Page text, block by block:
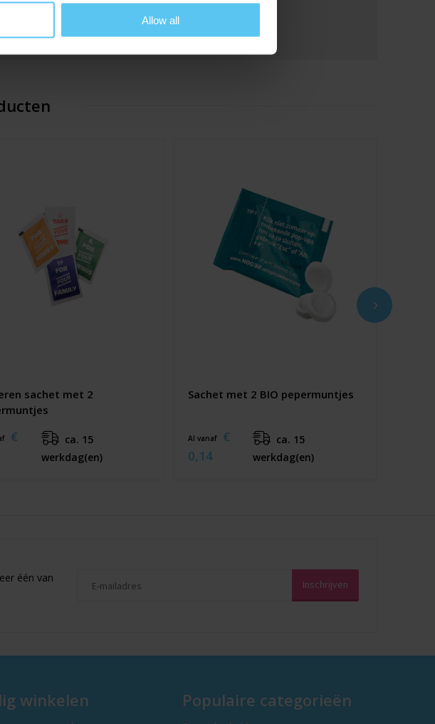
Allow all
sachet met 2
€
ca. 15
werkdag(en)
Sachet met 2 BIO pepermuntjes
Al vanaf
€
0,14
ca. 15
werkdag(en)
één van
winkelen Populaire categorieën